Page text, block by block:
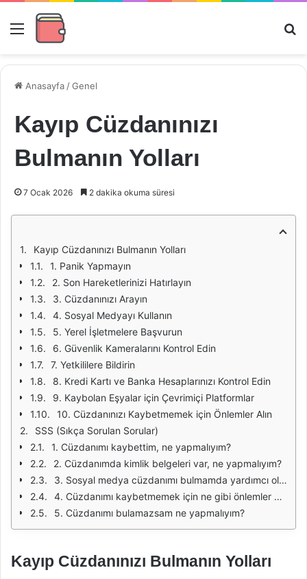
Menü
Anasayfa /Genel
Kayıp Cüzdanınızı
Bulmanın Yolları
7 Ocak 2026 2 dakika okuma süresi
Kayıp Cüzdanınızı Bulmanın Yolları
1. Panik Yapmayın
2. Son Hareketlerinizi Hatırlayın
3. Cüzdanınızı Arayın
4. Sosyal Medyayı Kullanın
5. Yerel İşletmelere Başvurun
6. Güvenlik Kameralarını Kontrol Edin
7. Yetkililere Bildirin
8. Kredi Kartı ve Banka Hesaplarınızı Kontrol Edin
9. Kaybolan Eşyalar için Çevrimiçi Platformlar
10. Cüzdanınızı Kaybetmemek için Önlemler Alın
SSS (Sıkça Sorulan Sorular)
1. Cüzdanımı kaybettim, ne yapmalıyım?
2. Cüzdanımda kimlik belgeleri var, ne yapmalıyım?
3. Sosyal medya cüzdanımı bulmamda yardımcı olabilir mi?
4. Cüzdanımı kaybetmemek için ne gibi önlemler alabilirim?
5. Cüzdanımı bulamazsam ne yapmalıyım?
Kayıp Cüzdanınızı Bulmanın Yolları